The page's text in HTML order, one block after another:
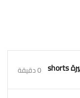
0 دقيقة